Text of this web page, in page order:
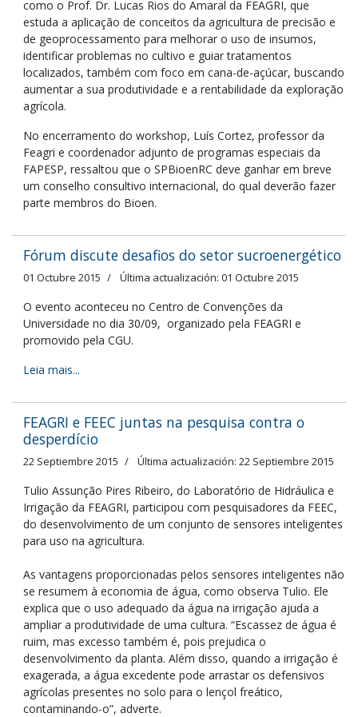
como o Prof. Dr. Lucas Rios do Amaral da FEAGRI, que
estuda a aplicação de conceitos da agricultura de precisão e
de geoprocessamento para melhorar o uso de insumos,
identificar problemas no cultivo e guiar tratamentos
localizados, também com foco em cana-de-açúcar, buscando
aumentar a sua produtividade e a rentabilidade da exploração
agrícola.
No encerramento do workshop, Luís Cortez, professor da
Feagri e coordenador adjunto de programas especiais da
FAPESP, ressaltou que o SPBioenRC deve ganhar em breve
um conselho consultivo internacional, do qual deverão fazer
parte membros do Bioen.
Fórum discute desafios do setor sucroenergético
01 Octubre 2015 Última actualización: 01 Octubre 2015
O evento aconteceu no Centro de Convenções da
Universidade no dia 30/09, organizado pela FEAGRI e
promovido pela CGU.
Leia mais...
FEAGRI e FEEC juntas na pesquisa contra o
desperdício
22 Septiembre 2015 Última actualización: 22 Septiembre 2015
Tulio Assunção Pires Ribeiro, do Laboratório de Hidráulica e
Irrigação da FEAGRI, participou com pesquisadores da FEEC,
do desenvolvimento de um conjunto de sensores inteligentes
para uso na agricultura.
As vantagens proporcionadas pelos sensores inteligentes não
se resumem à economia de água, como observa Tulio. Ele
explica que o uso adequado da água na irrigação ajuda a
ampliar a produtividade de uma cultura. “Escassez de água é
ruim, mas excesso também é, pois prejudica o
desenvolvimento da planta. Além disso, quando a irrigação é
exagerada, a água excedente pode arrastar os defensivos
agrícolas presentes no solo para o lençol freático,
contaminando-o”, adverte.